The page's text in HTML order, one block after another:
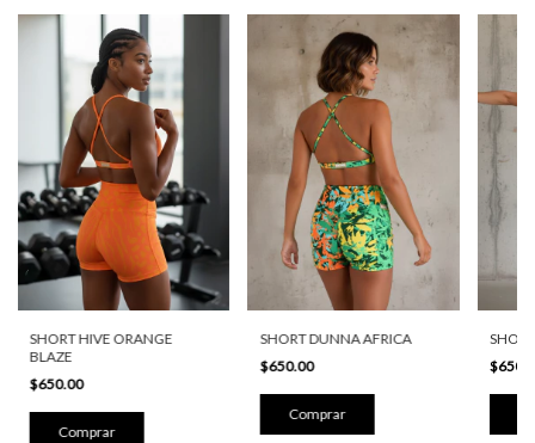
SHORT HIVE ORANGE
BLAZE
$650.00
Comprar
SHORT DUNNA AFRICA
$650.00
Comprar